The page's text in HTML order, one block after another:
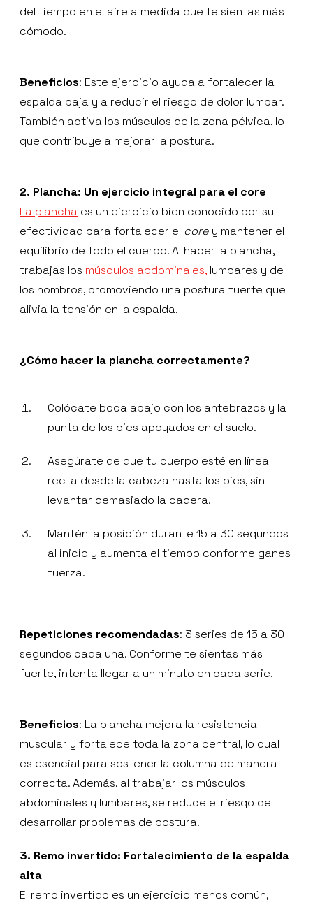
del tiempo en el aire a medida que te sientas más
cómodo.
Beneficios: Este ejercicio ayuda a fortalecer la
espalda baja y a reducir el riesgo de dolor lumbar.
También activa los músculos de la zona pélvica, lo
que contribuye a mejorar la postura.
2. Plancha: Un ejercicio integral para el core
La plancha es un ejercicio bien conocido por su
efectividad para fortalecer el core y mantener el
equilibrio de todo el cuerpo. Al hacer la plancha,
trabajas los músculos abdominales, lumbares y de
los hombros, promoviendo una postura fuerte que
alivia la tensión en la espalda.
¿Cómo hacer la plancha correctamente?
Colócate boca abajo con los antebrazos y la
punta de los pies apoyados en el suelo.
Asegúrate de que tu cuerpo esté en línea
recta desde la cabeza hasta los pies, sin
levantar demasiado la cadera.
Mantén la posición durante 15 a 30 segundos
al inicio y aumenta el tiempo conforme ganes
fuerza.
Repeticiones recomendadas: 3 series de 15 a 30
segundos cada una. Conforme te sientas más
fuerte, intenta llegar a un minuto en cada serie.
Beneficios: La plancha mejora la resistencia
muscular y fortalece toda la zona central, lo cual
es esencial para sostener la columna de manera
correcta. Además, al trabajar los músculos
abdominales y lumbares, se reduce el riesgo de
desarrollar problemas de postura.
3. Remo invertido: Fortalecimiento de la espalda
alta
El remo invertido es un ejercicio menos común,